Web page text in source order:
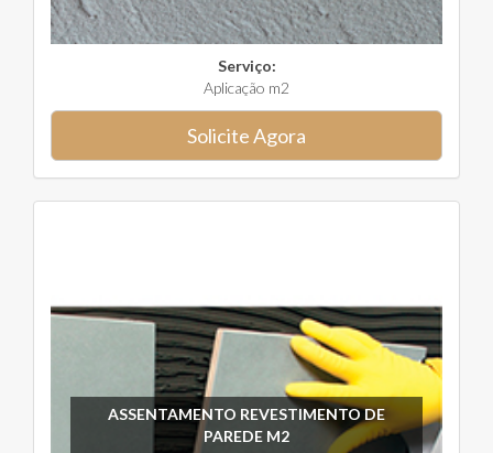
Serviço:
Aplicação m2
Solicite Agora
ASSENTAMENTO REVESTIMENTO DE
PAREDE M2